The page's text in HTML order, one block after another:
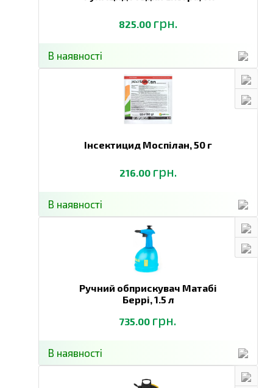
825.00 грн.
В наявності
Інсектицид Моспілан,50 г
216.00 грн.
В наявності
Ручний обприскувач Матабі
Беррі,1.5 л
735.00 грн.
В наявності